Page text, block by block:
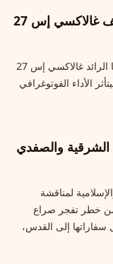
سامسونغ تخطط لتقليص عدسات هاتف غالاكسي إس 27
تقرر شركة سامسونج إزالة إحدى عدسات هاتفها الرائد غالاكسي إس 27
الأداء الفوتوغرافي
والصفدي
لمناقشة
من خطر تفجر صراع
إلى القدس،